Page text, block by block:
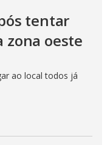
tentar
zona oeste
ao local todos já